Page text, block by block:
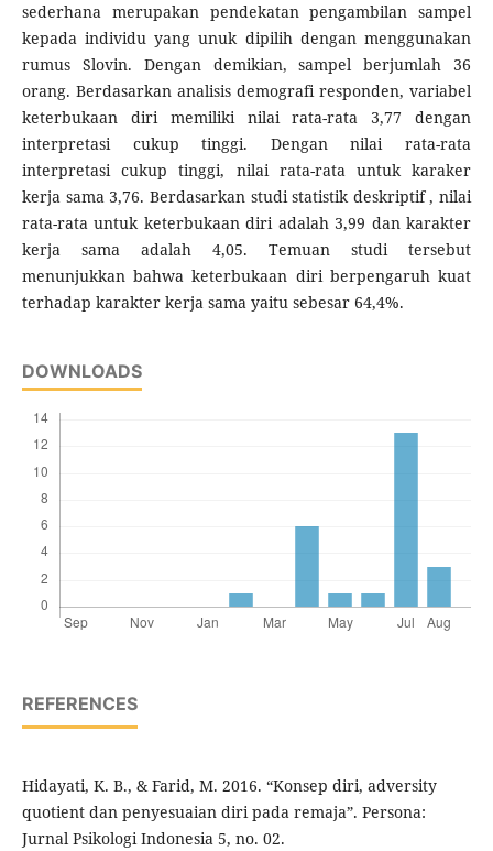
sederhana merupakan pendekatan pengambilan sampel
kepada individu yang unuk dipilih dengan menggunakan
rumus Slovin. Dengan demikian, sampel berjumlah 36
orang. Berdasarkan analisis demografi responden, variabel
keterbukaan diri memiliki nilai rata-rata 3,77 dengan
interpretasi cukup tinggi. Dengan nilai rata-rata
interpretasi cukup tinggi, nilai rata-rata untuk karaker
kerja sama 3,76. Berdasarkan studi statistik deskriptif , nilai
rata-rata untuk keterbukaan diri adalah 3,99 dan karakter
kerja sama adalah 4,05. Temuan studi tersebut
menunjukkan bahwa keterbukaan diri berpengaruh kuat
terhadap karakter kerja sama yaitu sebesar 64,4%.
DOWNLOADS
REFERENCES
Hidayati, K. B., & Farid, M. 2016. “Konsep diri, adversity
quotient dan penyesuaian diri pada remaja”. Persona:
Jurnal Psikologi Indonesia 5, no. 02.